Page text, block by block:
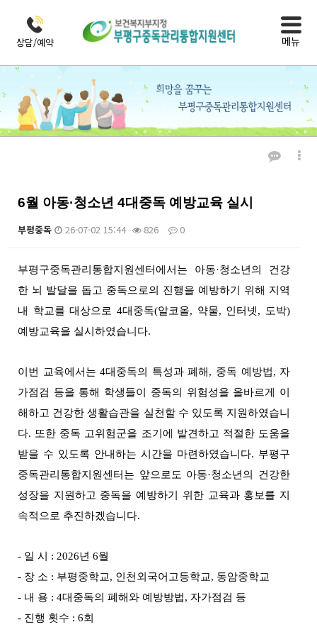
상담/예약 메뉴
열린마당
공지사항
6월 아동·청소년 4대중독 예방교육 실시
부평중독 26-07-02 15:44 826 0
본문
부평구중독관리통합지원센터에서는 아동·청소년의 건강
한 뇌 발달을 돕고 중독으로의 진행을 예방하기 위해 지역
내 학교를 대상으로 4대중독(알코올, 약물, 인터넷, 도박)
예방교육을 실시하였습니다.
이번 교육에서는 4대중독의 특성과 폐해, 중독 예방법, 자
가점검 등을 통해 학생들이 중독의 위험성을 올바르게 이
해하고 건강한 생활습관을 실천할 수 있도록 지원하였습니
다. 또한 중독 고위험군을 조기에 발견하고 적절한 도움을
받을 수 있도록 안내하는 시간을 마련하였습니다. 부평구
중독관리통합지원센터는 앞으로도 아동·청소년의 건강한
성장을 지원하고 중독을 예방하기 위한 교육과 홍보를 지
속적으로 추진하겠습니다.
- 일 시 : 2026년 6월
- 장 소 : 부평중학교, 인천외국어고등학교, 동암중학교
- 내 용 : 4대중독의 폐해와 예방방법, 자가점검 등
- 진행 횟수 : 6회